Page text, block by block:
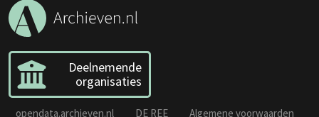
Deelnemende
organisaties
opendata.archieven.nl DE REE Algemene voorwaarden